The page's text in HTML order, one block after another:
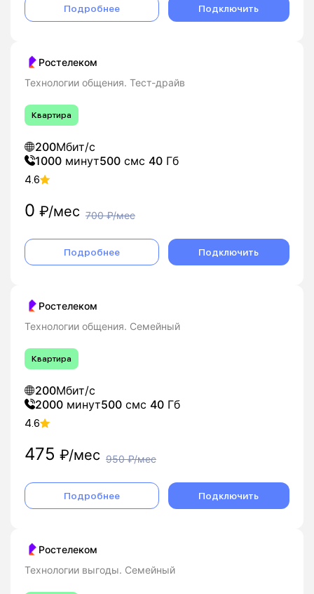
Подробнее Подключить
Ростелеком
Технологии общения. Тест-драйв
Квартира
200Мбит/с
1000 минут500 смс 40 Гб
4.6
0 ₽/мес 700₽/мес
Подробнее Подключить
Ростелеком
Технологии общения. Семейный
Квартира
200Мбит/с
2000 минут500 смс 40 Гб
4.6
475 ₽/мес 950₽/мес
Подробнее Подключить
Ростелеком
Технологии выгоды. Семейный